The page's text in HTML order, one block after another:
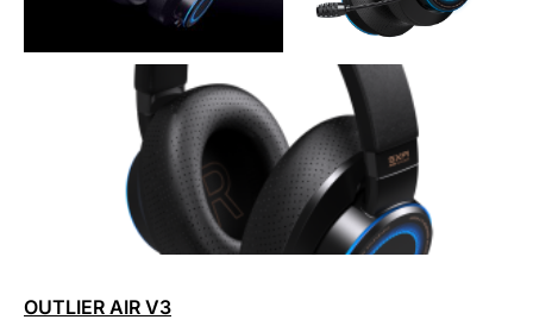
OUTLIER AIR V3